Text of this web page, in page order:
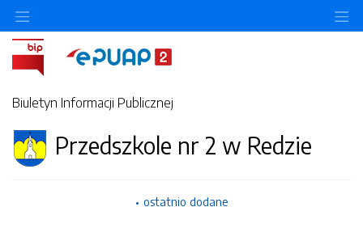
Biuletyn Informacji Publicznej
Przedszkole nr 2 w Redzie
ostatnio dodane